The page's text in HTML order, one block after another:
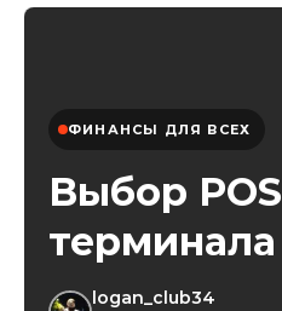
ФИНАНСЫ ДЛЯ ВСЕХ
Выбор POS
терминала
logan_club34